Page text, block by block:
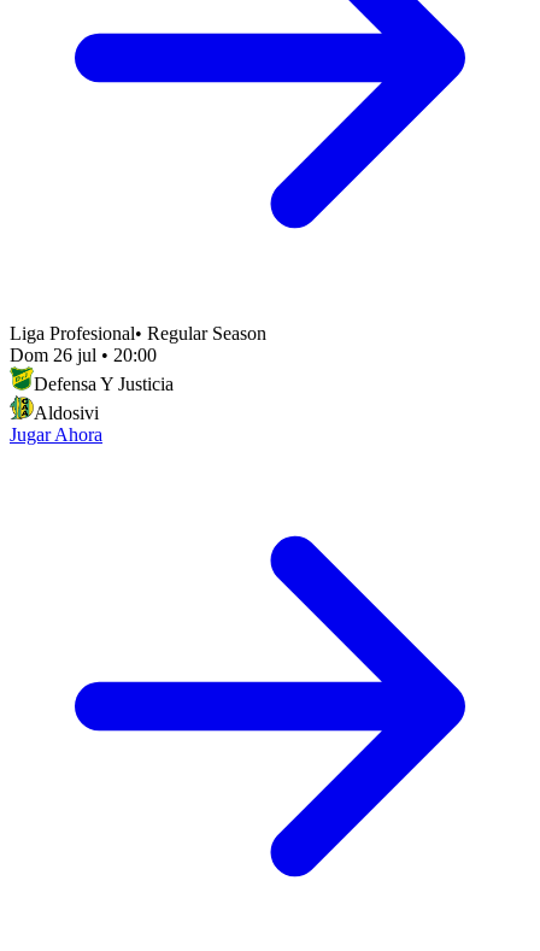
Liga Profesional• Regular Season
Dom 26 jul • 20:00
Defensa Y Justicia
Aldosivi
Jugar Ahora